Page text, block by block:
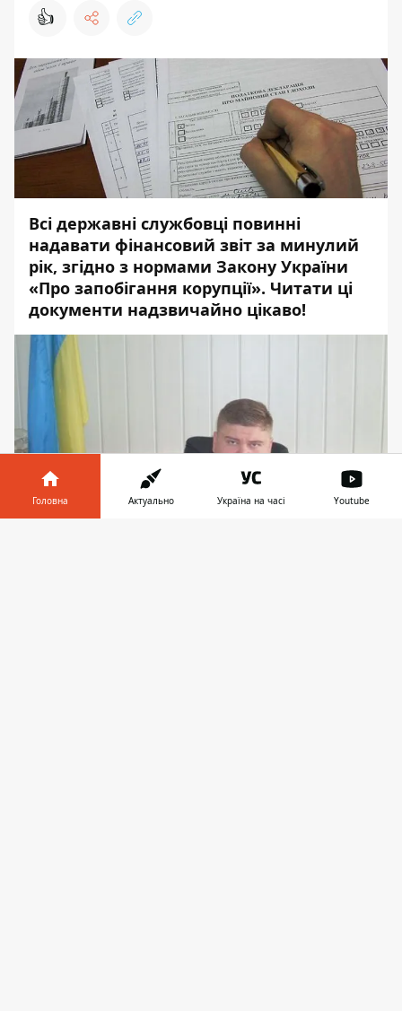
👍
Всі державні службовці повинні
надавати фінансовий звіт за минулий
рік, згідно з нормами Закону України
«Про запобігання корупції». Читати ці
документи надзвичайно цікаво!
Головна Актуально Україна на часі Youtube